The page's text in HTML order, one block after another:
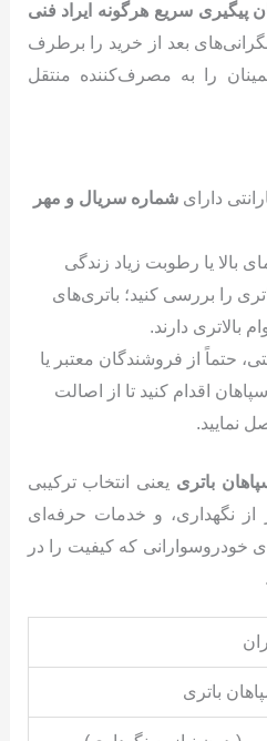
سریع هرگونه ایراد فنی
بعد از خرید را برطرف
را به مصرف‌کننده منتقل
دارای شماره سریال و مهر
بالا یا رطوبت زیاد زندگی
را بررسی کنید؛ باتری‌های
بالاتری دارند.
حتماً از فروشندگان معتبر یا
اقدام کنید تا از اصالت
نمایید.
یعنی انتخاب ترکیبی
از نگهداری، و خدمات حرفه‌ای
خودرو‌سوارانی که کیفیت را در
باتری